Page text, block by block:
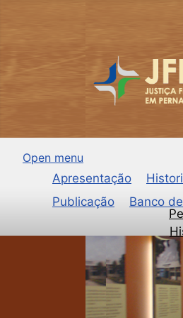
Open menu
Apresentação
Publicação
Banco